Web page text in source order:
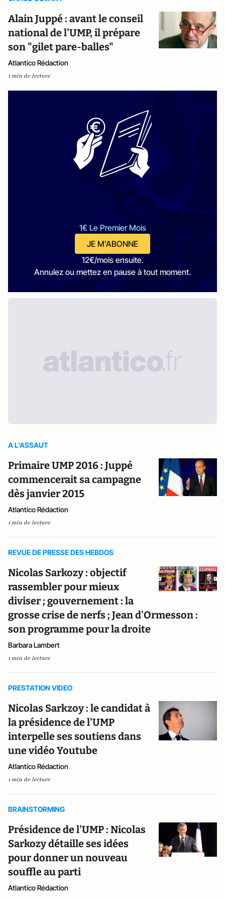
Alain Juppé : avant le conseil
national de l'UMP, il prépare
son "gilet pare-balles"
Atlantico Rédaction
1 min de lecture
1€ Le Premier Mois
JE M'ABONNE
12€/mois ensuite.
Annulez ou mettez en pause à tout moment.
A L'ASSAUT
Primaire UMP 2016 : Juppé
commencerait sa campagne
dès janvier 2015
Atlantico Rédaction
1 min de lecture
REVUE DE PRESSE DES HEBDOS
Nicolas Sarkozy : objectif
rassembler pour mieux
diviser ; gouvernement : la
grosse crise de nerfs ; Jean d'Ormesson :
son programme pour la droite
Barbara Lambert
1 min de lecture
PRESTATION VIDEO
Nicolas Sarkzoy : le candidat à
la présidence de l'UMP
interpelle ses soutiens dans
une vidéo Youtube
Atlantico Rédaction
1 min de lecture
BRAINSTORMING
Présidence de l'UMP : Nicolas
Sarkozy détaille ses idées
pour donner un nouveau
souffle au parti
Atlantico Rédaction